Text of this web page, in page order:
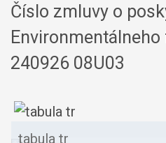
Číslo zmluvy o
240926 08U03
tabula tr